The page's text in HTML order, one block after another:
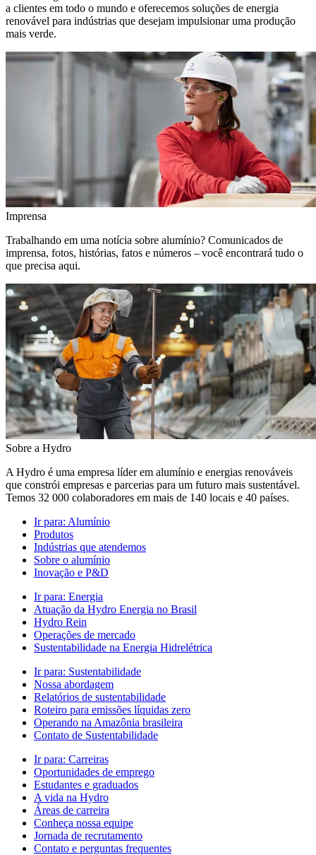
a clientes em todo o mundo e oferecemos soluções de energia
renovável para indústrias que desejam impulsionar uma produção
mais verde.
Imprensa
Trabalhando em uma notícia sobre alumínio? Comunicados de
imprensa, fotos, histórias, fatos e números – você encontrará tudo o
que precisa aqui.
Sobre a Hydro
A Hydro é uma empresa líder em alumínio e energias renováveis
que constrói empresas e parcerias para um futuro mais sustentável.
Temos 32 000 colaboradores em mais de 140 locais e 40 países.
Ir para: Alumínio
Produtos
Indústrias que atendemos
Sobre o alumínio
Inovação e P&D
Ir para: Energia
Atuação da Hydro Energia no Brasil
Hydro Rein
Operações de mercado
Sustentabilidade na Energia Hidrelétrica
Ir para: Sustentabilidade
Nossa abordagem
Relatórios de sustentabilidade
Roteiro para emissões líquidas zero
Operando na Amazônia brasileira
Contato de Sustentabilidade
Ir para: Carreiras
Oportunidades de emprego
Estudantes e graduados
A vida na Hydro
Áreas de carreira
Conheça nossa equipe
Jornada de recrutamento
Contato e perguntas frequentes